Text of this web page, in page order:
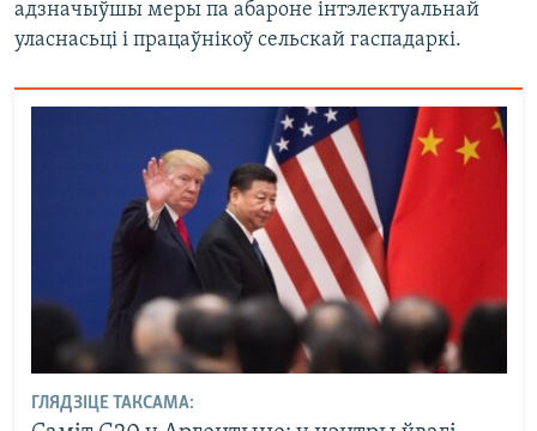
адзначыўшы меры па абароне інтэлектуальнай
уласнасьці і працаўнікоў сельскай гаспадаркі.
ГЛЯДЗІЦЕ ТАКСАМА: